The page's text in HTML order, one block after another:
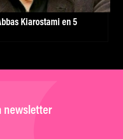
Kiarostami en 5
newsletter